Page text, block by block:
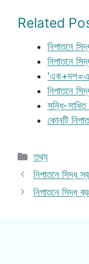
Related
নিপাতনে
নিপাতনে
নিপাতনে
সন্ধি-
কোনটি
Categories
তথ্য
নিপাতনে সিদ্ধ
নিপাতনে সিদ্ধ